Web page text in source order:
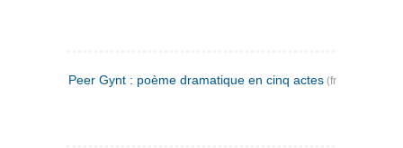
Peer Gynt : poème dramatique en cinq actes (fransk)